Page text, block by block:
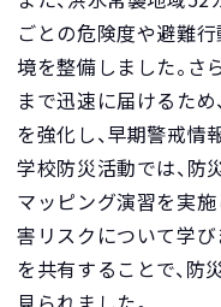
ごとの危険度や避難
境を整備しました。さ
まで迅速に届けるた
を強化し、早期警戒情
学校防災活動では、防
マッピング演習を実
害リスクについて学
を共有することで、